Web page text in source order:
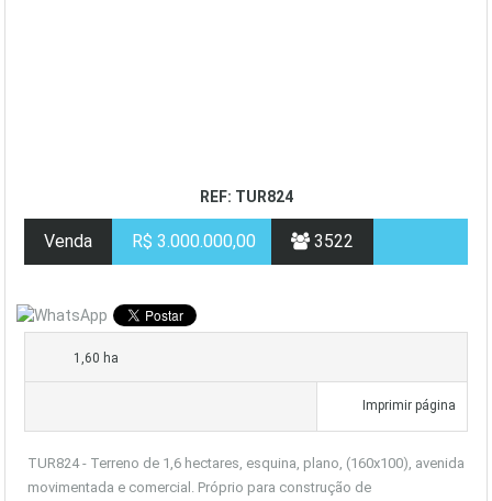
REF: TUR824
Venda R$ 3.000.000,00 3522
1,60 ha
Imprimir página
TUR824 - Terreno de 1,6 hectares, esquina, plano, (160x100), avenida
movimentada e comercial. Próprio para construção de